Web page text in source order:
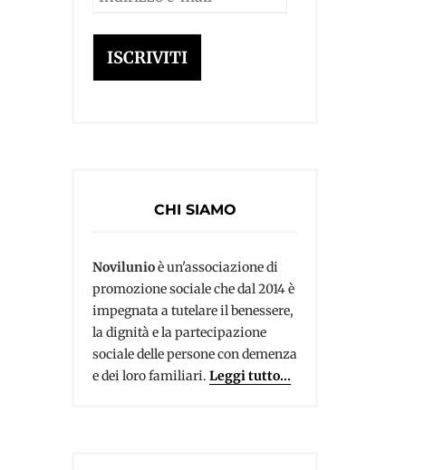
mail
ISCRIVITI
CHI SIAMO
Novilunioè un'associazione di
promozione sociale che dal 2014 è
impegnata a tutelare il benessere,
la dignità e la partecipazione
sociale delle persone con demenza
e dei loro familiari. Leggi tutto...